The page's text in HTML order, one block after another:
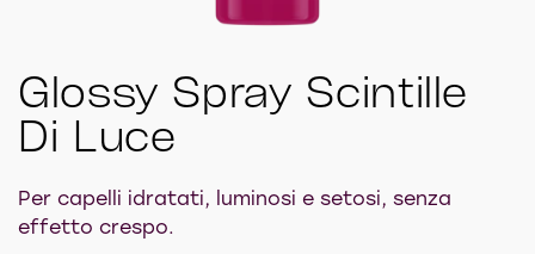
Glossy Spray Scintille
Di Luce
Per capelli idratati, luminosi e setosi, senza
effetto crespo.